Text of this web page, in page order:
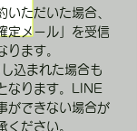
いただいた場合、
定メール」を受信
ります。
込まれた場合も
なります。LINE
ができない場合が
ください。